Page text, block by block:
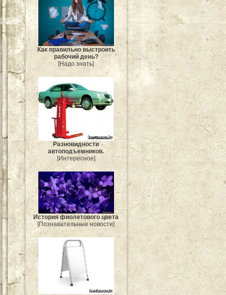
Как правильно выстроить
рабочий день?
[Надо знать]
Разновидности
автоподъемников.
[Интересное]
История фиолетового цвета
[Познавательные новости]